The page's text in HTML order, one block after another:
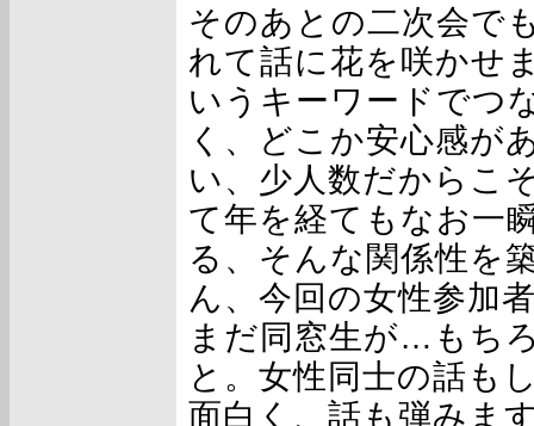
そのあとの二次会で
れて話に花を咲かせ
いうキーワードでつ
く、どこか安心感が
い、少人数だからこ
て年を経てもなお一
る、そんな関係性を
ん、今回の女性参加
まだ同窓生が…もち
と。女性同士の話も
面白く、話も弾みま